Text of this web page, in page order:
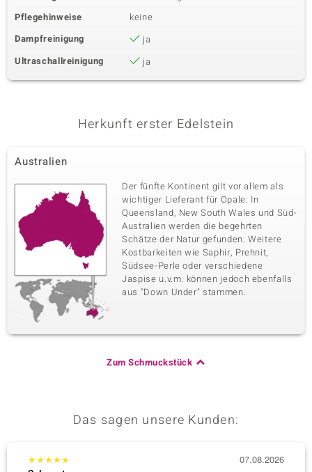
Pflegehinweise
keine
Dampfreinigung
ja
Ultraschallreinigung
ja
Herkunft erster Edelstein
Australien
Der fünfte Kontinent gilt vor allem als
wichtiger Lieferant für Opale: In
Queensland, New South Wales und Süd-
Australien werden die begehrten
Schätze der Natur gefunden. Weitere
Kostbarkeiten wie Saphir, Prehnit,
Südsee-Perle oder verschiedene
Jaspise u.v.m. können jedoch ebenfalls
aus "Down Under" stammen.
Zum Schmuckstück
Das sagen unsere Kunden:
★★★★★
07.08.2026